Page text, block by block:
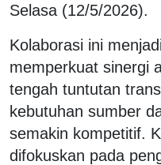
Selasa (12/5/2026).
Kolaborasi ini
memperkuat sinergi
tengah tuntutan
kebutuhan sumber
semakin kompetitif.
difokuskan pada